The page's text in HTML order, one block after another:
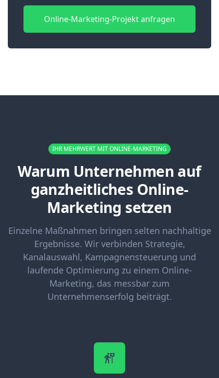
Online-Marketing-Projekt anfragen
IHR MEHRWERT MIT ONLINE-MARKETING
Warum Unternehmen auf
ganzheitliches Online-
Marketing setzen
Einzelne Maßnahmen bringen selten nachhaltige
Ergebnisse. Wir verbinden Strategie,
Kanalauswahl, Kampagnensteuerung und
laufende Optimierung zu einem Online-
Marketing, das messbar zum
Unternehmenserfolg beiträgt.